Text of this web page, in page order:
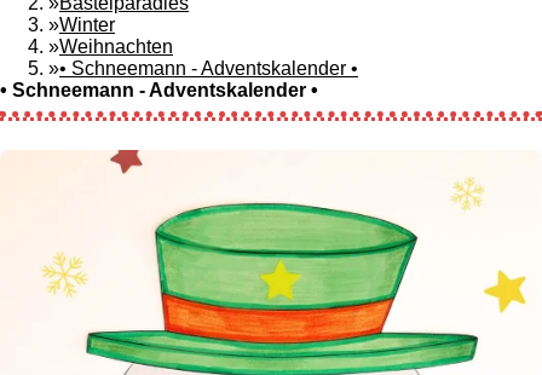
»Winter
»Weihnachten
»• Schneemann - Adventskalender •
• Schneemann - Adventskalender •